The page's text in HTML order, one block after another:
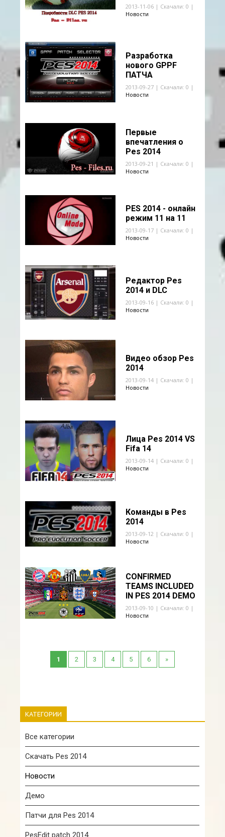
2013-11-06 | Скачали: 0 |
Новости
Разработка
нового GPPF
ПАТЧА
2013-09-27 | Скачали: 0 |
Новости
Первые
впечатления о
Pes 2014
2013-09-21 | Скачали: 0 |
Новости
PES 2014 - онлайн
режим 11 на 11
2013-09-17 | Скачали: 0 |
Новости
Редактор Pes
2014 и DLC
2013-09-16 | Скачали: 0 |
Новости
Видео обзор Pes
2014
2013-09-14 | Скачали: 0 |
Новости
Лица Pes 2014 VS
Fifa 14
2013-09-14 | Скачали: 0 |
Новости
Команды в Pes
2014
2013-09-12 | Скачали: 0 |
Новости
CONFIRMED
TEAMS INCLUDED
IN PES 2014 DEMO
2013-09-10 | Скачали: 0 |
Новости
1 2 3 4 5 6 »
КАТЕГОРИИ
Все категории
Скачать Pes 2014
Новости
Демо
Патчи для Pes 2014
PesEdit patch 2014